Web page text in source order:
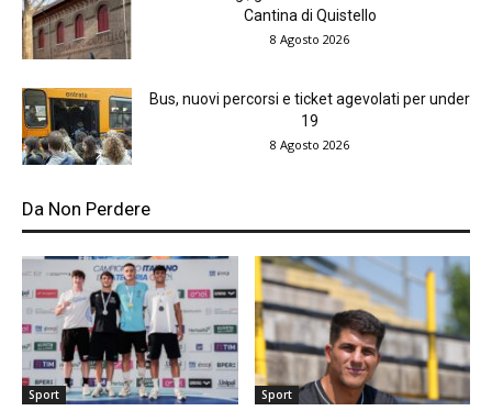
Cantina di Quistello
8 Agosto 2026
Bus, nuovi percorsi e ticket agevolati per under
19
8 Agosto 2026
Da Non Perdere
Sport Sport